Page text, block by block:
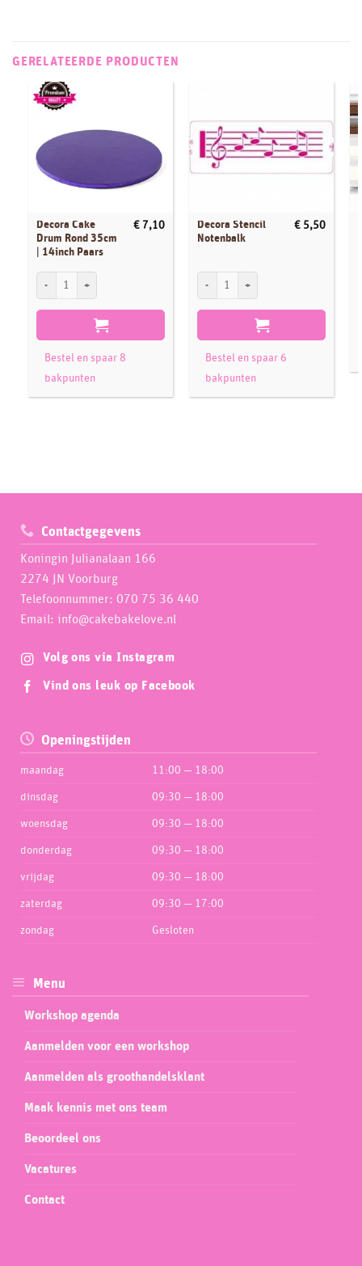
GERELATEERDE PRODUCTEN
Decora Cake
Drum Rond 35cm
| 14inch Paars
€ 7,10
Decora Cake Drum Rond 35cm | 14inch Paars aantal
Bestel en spaar 8
bakpunten
Decora Stencil
Notenbalk
€ 5,50
Decora Stencil Notenbalk aantal
Bestel en spaar 6
bakpunten
Contactgegevens
Koningin Julianalaan 166
2274 JN Voorburg
Telefoonnummer: 070 75 36 440
Email: info@cakebakelove.nl
Volg ons via Instagram
Vind ons leuk op Facebook
Openingstijden
maandag 11:00 — 18:00
dinsdag 09:30 — 18:00
woensdag 09:30 — 18:00
donderdag 09:30 — 18:00
vrijdag 09:30 — 18:00
zaterdag 09:30 — 17:00
zondag Gesloten
Menu
Workshop agenda
Aanmelden voor een workshop
Aanmelden als groothandelsklant
Maak kennis met ons team
Beoordeel ons
Vacatures
Contact